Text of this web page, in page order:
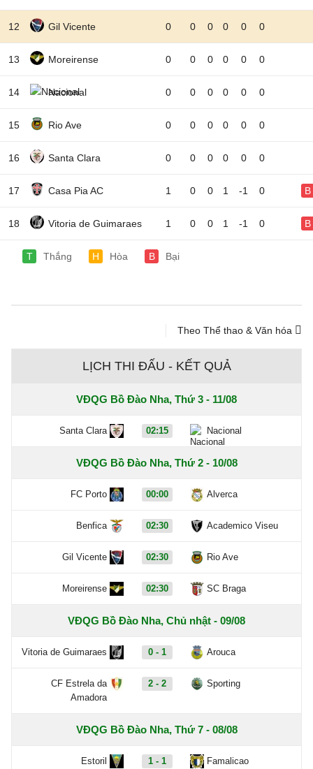
12 Gil Vicente 0 0 0 0 0 0
13 Moreirense 0 0 0 0 0 0
14 Nacional 0 0 0 0 0 0
15 Rio Ave 0 0 0 0 0 0
16 Santa Clara 0 0 0 0 0 0
17 Casa Pia AC 1 0 0 1 -1 0 B
18 Vitoria de Guimaraes 1 0 0 1 -1 0 B
T Thắng H Hòa B Bại
Theo Thể thao & Văn hóa
LỊCH THI ĐẤU - KẾT QUẢ
VĐQG Bồ Đào Nha, Thứ 3 - 11/08
Santa Clara 02:15 Nacional
VĐQG Bồ Đào Nha, Thứ 2 - 10/08
FC Porto 00:00 Alverca
Benfica 02:30 Academico Viseu
Gil Vicente 02:30 Rio Ave
Moreirense 02:30 SC Braga
VĐQG Bồ Đào Nha, Chủ nhật - 09/08
Vitoria de Guimaraes 0 - 1 Arouca
CF Estrela da
Amadora
2 - 2 Sporting
VĐQG Bồ Đào Nha, Thứ 7 - 08/08
Estoril 1 - 1 Famalicao